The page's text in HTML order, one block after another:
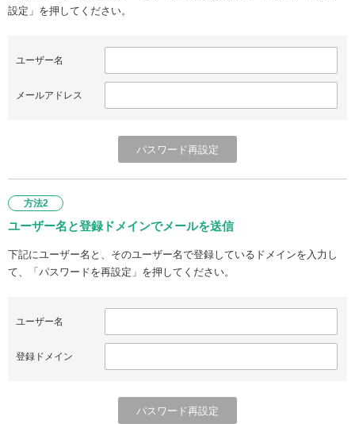
設定」を押してください。
ユーザー名
メールアドレス
方法2
ユーザー名と登録ドメインでメールを送信
下記にユーザー名と、そのユーザー名で登録しているドメインを入力し
て、「パスワードを再設定」を押してください。
ユーザー名
登録ドメイン